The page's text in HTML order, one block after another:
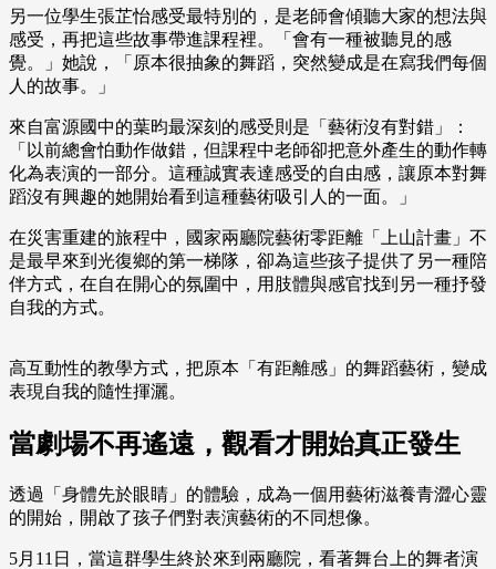
另一位學生張芷怡感受最特別的，是老師會傾聽大家的想法與
感受，再把這些故事帶進課程裡。「會有一種被聽見的感
覺。」她說，「原本很抽象的舞蹈，突然變成是在寫我們每個
人的故事。」
來自富源國中的葉昀最深刻的感受則是「藝術沒有對錯」：
「以前總會怕動作做錯，但課程中老師卻把意外產生的動作轉
化為表演的一部分。這種誠實表達感受的自由感，讓原本對舞
蹈沒有興趣的她開始看到這種藝術吸引人的一面。」
在災害重建的旅程中，國家兩廳院藝術零距離「上山計畫」不
是最早來到光復鄉的第一梯隊，卻為這些孩子提供了另一種陪
伴方式，在自在開心的氛圍中，用肢體與感官找到另一種抒發
自我的方式。
高互動性的教學方式，把原本「有距離感」的舞蹈藝術，變成
表現自我的隨性揮灑。
當劇場不再遙遠，觀看才開始真正發生
透過「身體先於眼睛」的體驗，成為一個用藝術滋養青澀心靈
的開始，開啟了孩子們對表演藝術的不同想像。
5月11日，當這群學生終於來到兩廳院，看著舞台上的舞者演